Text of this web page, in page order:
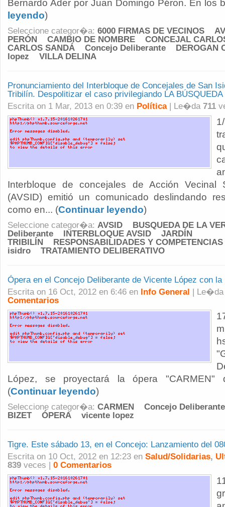
Bernardo Ader por Juan Domingo Péron. En los
leyendo)
Seleccione categor�a: 6000 FIRMAS DE VECINOS
PERÓN
CAMBIO DE NOMBRE
CONCEJAL
CARLOS SANDÁ
Concejo Deliberante
DEROGAN
lopez
VILLA DELINA
Pronunciamiento del Interbloque de Concejales de San
Tribilín. Despolitizar el caso privilegiando LA BÚSQUEDA
Escrita on 1 Mar, 2013 en 0:39 en Política| Le�da 711
Interbloque de concejales de Acción Vecinal
(AVSID) emitió un comunicado deslindando
como en... (Continuar leyendo)
Seleccione categor�a: AVSID
BUSQUEDA DE LA
Deliberante
INTERBLOQUE AVSID
JARDÍN
TRIBILÍN
RESPONSABILIDADES Y COMPETENCIAS
isidro
TRATAMIENTO DELIBERATIVO
Ópera en el Concejo Deliberante de Vicente López con la
Escrita on 16 Oct, 2012 en 6:46 en Info General |
Comentarios
López, se proyectará la ópera "CARMEN"
(Continuar leyendo)
Seleccione categor�a: CARMEN
Concejo Deliberante
BIZET
ÓPERA vicente lopez
Tigre. Este sábado 13, en el Concejo: Lanzamiento del
Escrita on 10 Oct, 2012 en 12:23 en Salud/Solidarias,
839 veces | 0 Comentarios